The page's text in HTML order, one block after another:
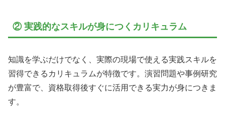
② 実践的なスキルが身につくカリキュラム
知識を学ぶだけでなく、実際の現場で使える実践スキルを
習得できるカリキュラムが特徴です。演習問題や事例研究
が豊富で、資格取得後すぐに活用できる実力が身につきま
す。